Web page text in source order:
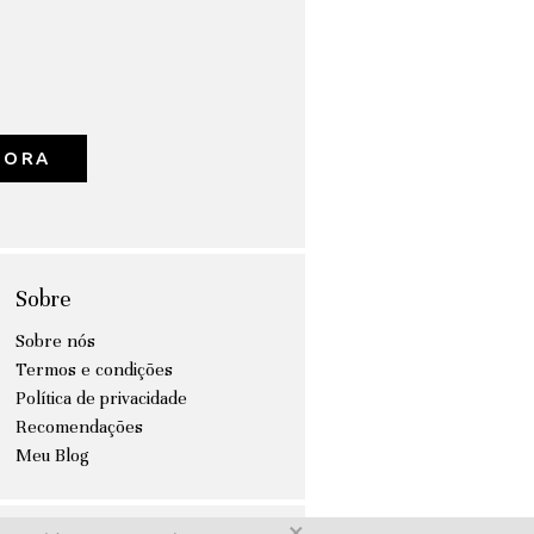
Sobre
Sobre nós
Termos e condições
Política de privacidade
Recomendações
Meu Blog